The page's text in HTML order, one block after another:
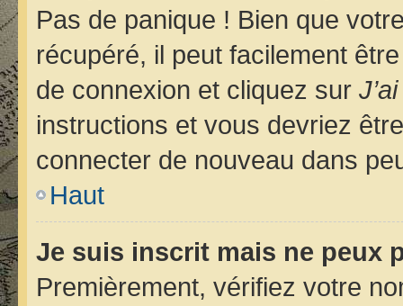
Pas de panique ! Bien que
récupéré, il peut facilement
de connexion et cliquez sur
instructions et vous devriez
connecter de nouveau dans
Haut
Je suis inscrit mais ne peux
Premièrement, vérifiez votre